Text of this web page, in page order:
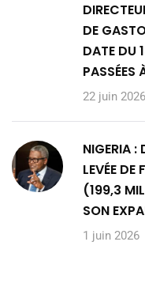
DE
DATE DU
PASSÉES
22 juin 2026
NIGERIA :
LEVÉE
(199,3
SON
1 juin 2026